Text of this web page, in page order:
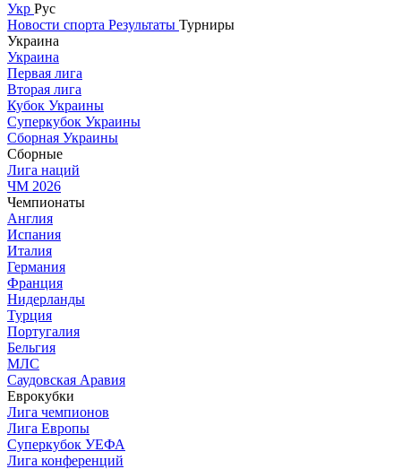
Укр Рус
Новости спорта Результаты Турниры
Украина
Украина
Первая лига
Вторая лига
Кубок Украины
Суперкубок Украины
Сборная Украины
Сборные
Лига наций
ЧМ 2026
Чемпионаты
Англия
Испания
Италия
Германия
Франция
Нидерланды
Турция
Португалия
Бельгия
МЛС
Саудовская Аравия
Еврокубки
Лига чемпионов
Лига Европы
Суперкубок УЕФА
Лига конференций